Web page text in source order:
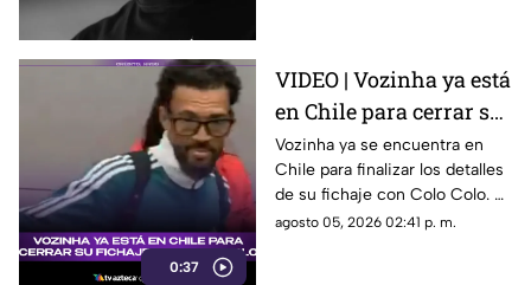
0:37
VIDEO | Vozinha ya está
en Chile para cerrar su
fichaje con Colo Colo
Vozinha ya se encuentra en
Chile para finalizar los detalles
de su fichaje con Colo Colo. El
momento fue captado en
agosto 05, 2026 02:41 p. m.